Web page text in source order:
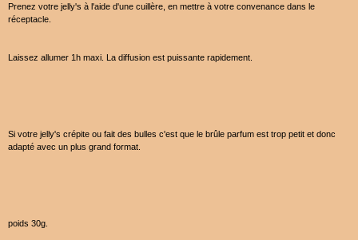
Prenez votre jelly's à l'aide d'une cuillère, en mettre à votre convenance dans le
réceptacle.
Laissez allumer 1h maxi. La diffusion est puissante rapidement.
Si votre jelly's crépite ou fait des bulles c'est que le brûle parfum est trop petit et donc
adapté avec un plus grand format.
poids 30g.